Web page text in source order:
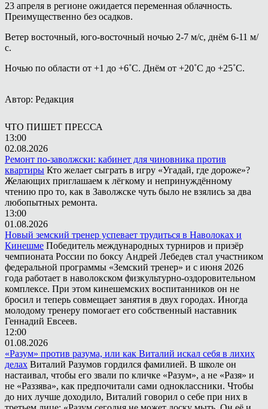
23 апреля в регионе ожидается переменная облачность.
Преимущественно без осадков.
Ветер восточный, юго-восточный ночью 2-7 м/с, днём 6-11 м/
с.
Ночью по области от +1 до +6˚С. Днём от +20˚С до +25˚С.
Автор: Редакция
ЧТО ПИШЕТ ПРЕССА
13:00
02.08.2026
Ремонт по-заволжски: кабинет для чиновника против
квартиры Кто желает сыграть в игру «Угадай, где дороже»?
Желающих приглашаем к лёгкому и непринуждённому
чтению про то, как в Заволжске чуть было не взялись за два
любопытных ремонта.
13:00
01.08.2026
Новый земский тренер успевает трудиться в Наволоках и
Кинешме Победитель международных турниров и призёр
чемпионата России по боксу Андрей Лебедев стал участником
федеральной программы «Земский тренер» и с июня 2026
года работает в наволокском физкультурно-оздоровительном
комплексе. При этом кинешемских воспитанников он не
бросил и теперь совмещает занятия в двух городах. Иногда
молодому тренеру помогает его собственный наставник
Геннадий Евсеев.
12:00
01.08.2026
«Разум» против разума, или как Виталий искал себя в лихих
делах Виталий Разумов гордился фамилией. В школе он
настаивал, чтобы его звали по кличке «Разум», а не «Разя» и
не «Раззява», как предпочитали сами одноклассники. Чтобы
до них лучше доходило, Виталий говорил о себе при них в